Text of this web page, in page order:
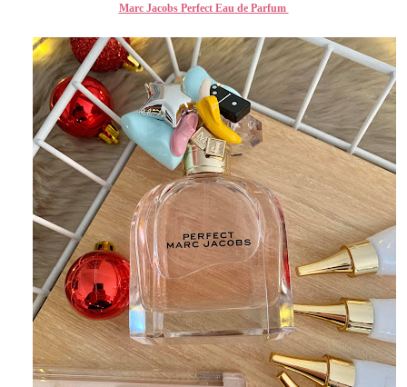
Marc Jacobs Perfect Eau de Parfum